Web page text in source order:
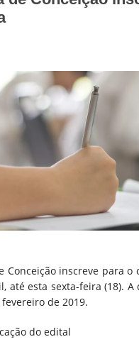
Conceição inscreve para
até esta sexta-feira (18).
de 2019.
do edital